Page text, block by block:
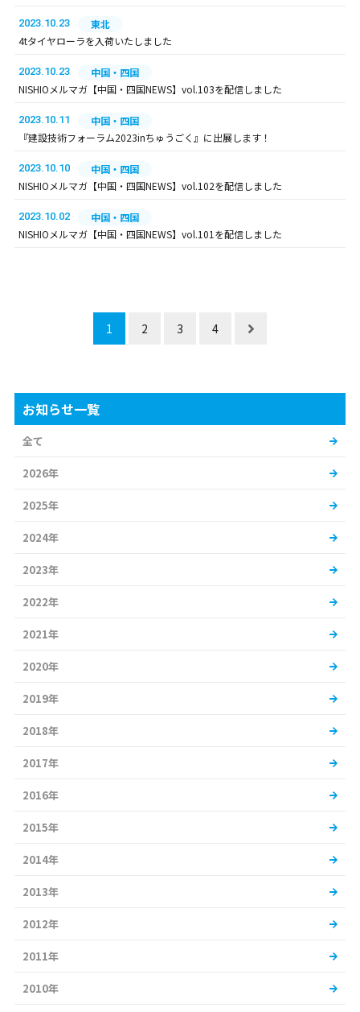
2023.10.23
東北
4tタイヤローラを入荷いたしました
2023.10.23
中国・四国
NISHIOメルマガ【中国・四国NEWS】vol.103を配信しました
2023.10.11
中国・四国
『建設技術フォーラム2023inちゅうごく』に出展します！
2023.10.10
中国・四国
NISHIOメルマガ【中国・四国NEWS】vol.102を配信しました
2023.10.02
中国・四国
NISHIOメルマガ【中国・四国NEWS】vol.101を配信しました
1 2 3 4
お知らせ一覧
全て
2026年
2025年
2024年
2023年
2022年
2021年
2020年
2019年
2018年
2017年
2016年
2015年
2014年
2013年
2012年
2011年
2010年